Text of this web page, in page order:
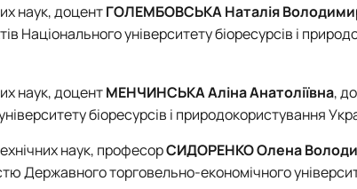
наук, доцентГОЛЕМБОВСЬКА Наталія
Національного університету біоресурсів і
наук, доцентМЕНЧИНСЬКА Аліна Анатоліївна,
біоресурсів і природокористування
наук, професорСИДОРЕНКО Олена
Державного торговельно-економічного